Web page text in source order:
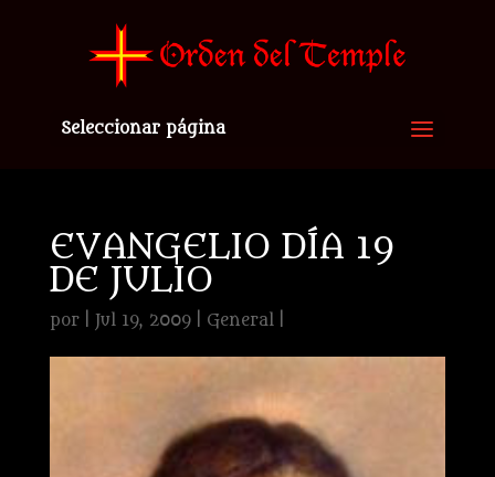
Seleccionar página
EVANGELIO DÍA 19
DE JULIO
por Jul 19, 2009| General|